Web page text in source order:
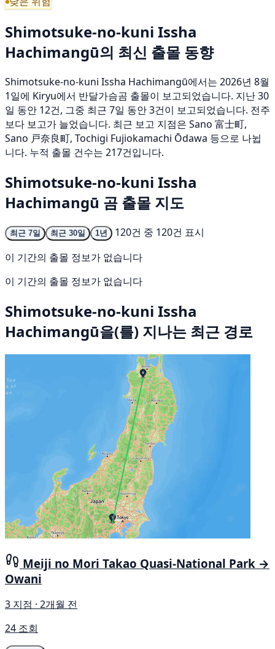
Shimotsuke-no-kuni Issha
Hachimangū의 최신 출몰 동향
Shimotsuke-no-kuni Issha Hachimangū에서는 2026년 8월
1일에 Kiryu에서 반달가슴곰 출몰이 보고되었습니다. 지난 30
일 동안 12건, 그중 최근 7일 동안 3건이 보고되었습니다. 전주
보다 보고가 늘었습니다. 최근 보고 지점은 Sano 富士町,
Sano 戸奈良町, Tochigi Fujiokamachi Ōdawa 등으로 나뉩
니다. 누적 출몰 건수는 217건입니다.
Shimotsuke-no-kuni Issha
Hachimangū 곰 출몰 지도
최근 7일 최근 30일 1년
120건 중 120건 표시
이 기간의 출몰 정보가 없습니다
이 기간의 출몰 정보가 없습니다
Shimotsuke-no-kuni Issha
Hachimangū을(를) 지나는 최근 경로
Meiji no Mori Takao Quasi-National Park →
Owani
3 지점 · 2개월 전
24 조회